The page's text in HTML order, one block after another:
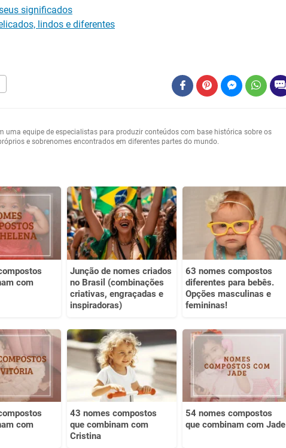
significados
lindos e diferentes
procuro
uma equipe de especialistas para produzir conteúdos com base histórica sobre os
e sobrenomes encontrados em diferentes partes do mundo.
com
Junção de nomes criados
no Brasil (combinações
criativas, engraçadas e
inspiradoras)
63 nomes compostos
diferentes para bebês.
Opções masculinas e
femininas!
com
43 nomes compostos
que combinam com
Cristina
54 nomes compostos
que combinam com Jade